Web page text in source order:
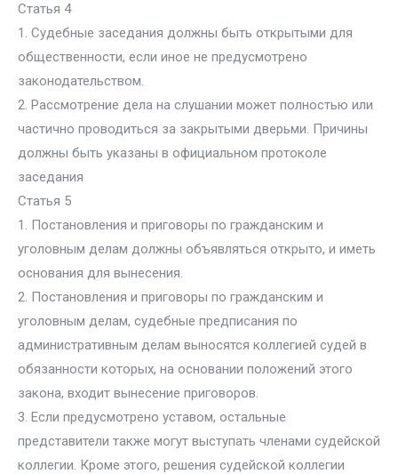
Статья 4
1. Судебные заседания должны быть открытыми для
общественности, если иное не предусмотрено
законодательством.
2. Рассмотрение дела на слушании может полностью или
частично проводиться за закрытыми дверьми. Причины
должны быть указаны в официальном протоколе
заседания
Статья 5
1. Постановления и приговоры по гражданским и
уголовным делам должны объявляться открыто, и иметь
основания для вынесения.
2. Постановления и приговоры по гражданским и
уголовным делам, судебные предписания по
административным делам выносятся коллегией судей в
обязанности которых, на основании положений этого
закона, входит вынесение приговоров.
3. Если предусмотрено уставом, остальные
представители также могут выступать членами судейской
коллегии. Кроме этого, решения судейской коллегии